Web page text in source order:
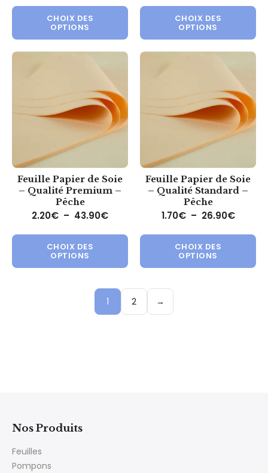
CHOIX DES
OPTIONS
Ce produit a plusieurs
CHOIX DES
OPTIONS
Feuille Papier de Soie
– Qualité Premium –
Pêche
2.20€ – 43.90€Plage de prix : 2.20€ à 43.90€
CHOIX DES
OPTIONS
Ce produit a plusieurs
Feuille Papier de Soie
– Qualité Standard –
Pêche
1.70€ – 26.90€Plage
CHOIX DES
OPTIONS
1 2 →
Nos Produits
Feuilles
Pompons